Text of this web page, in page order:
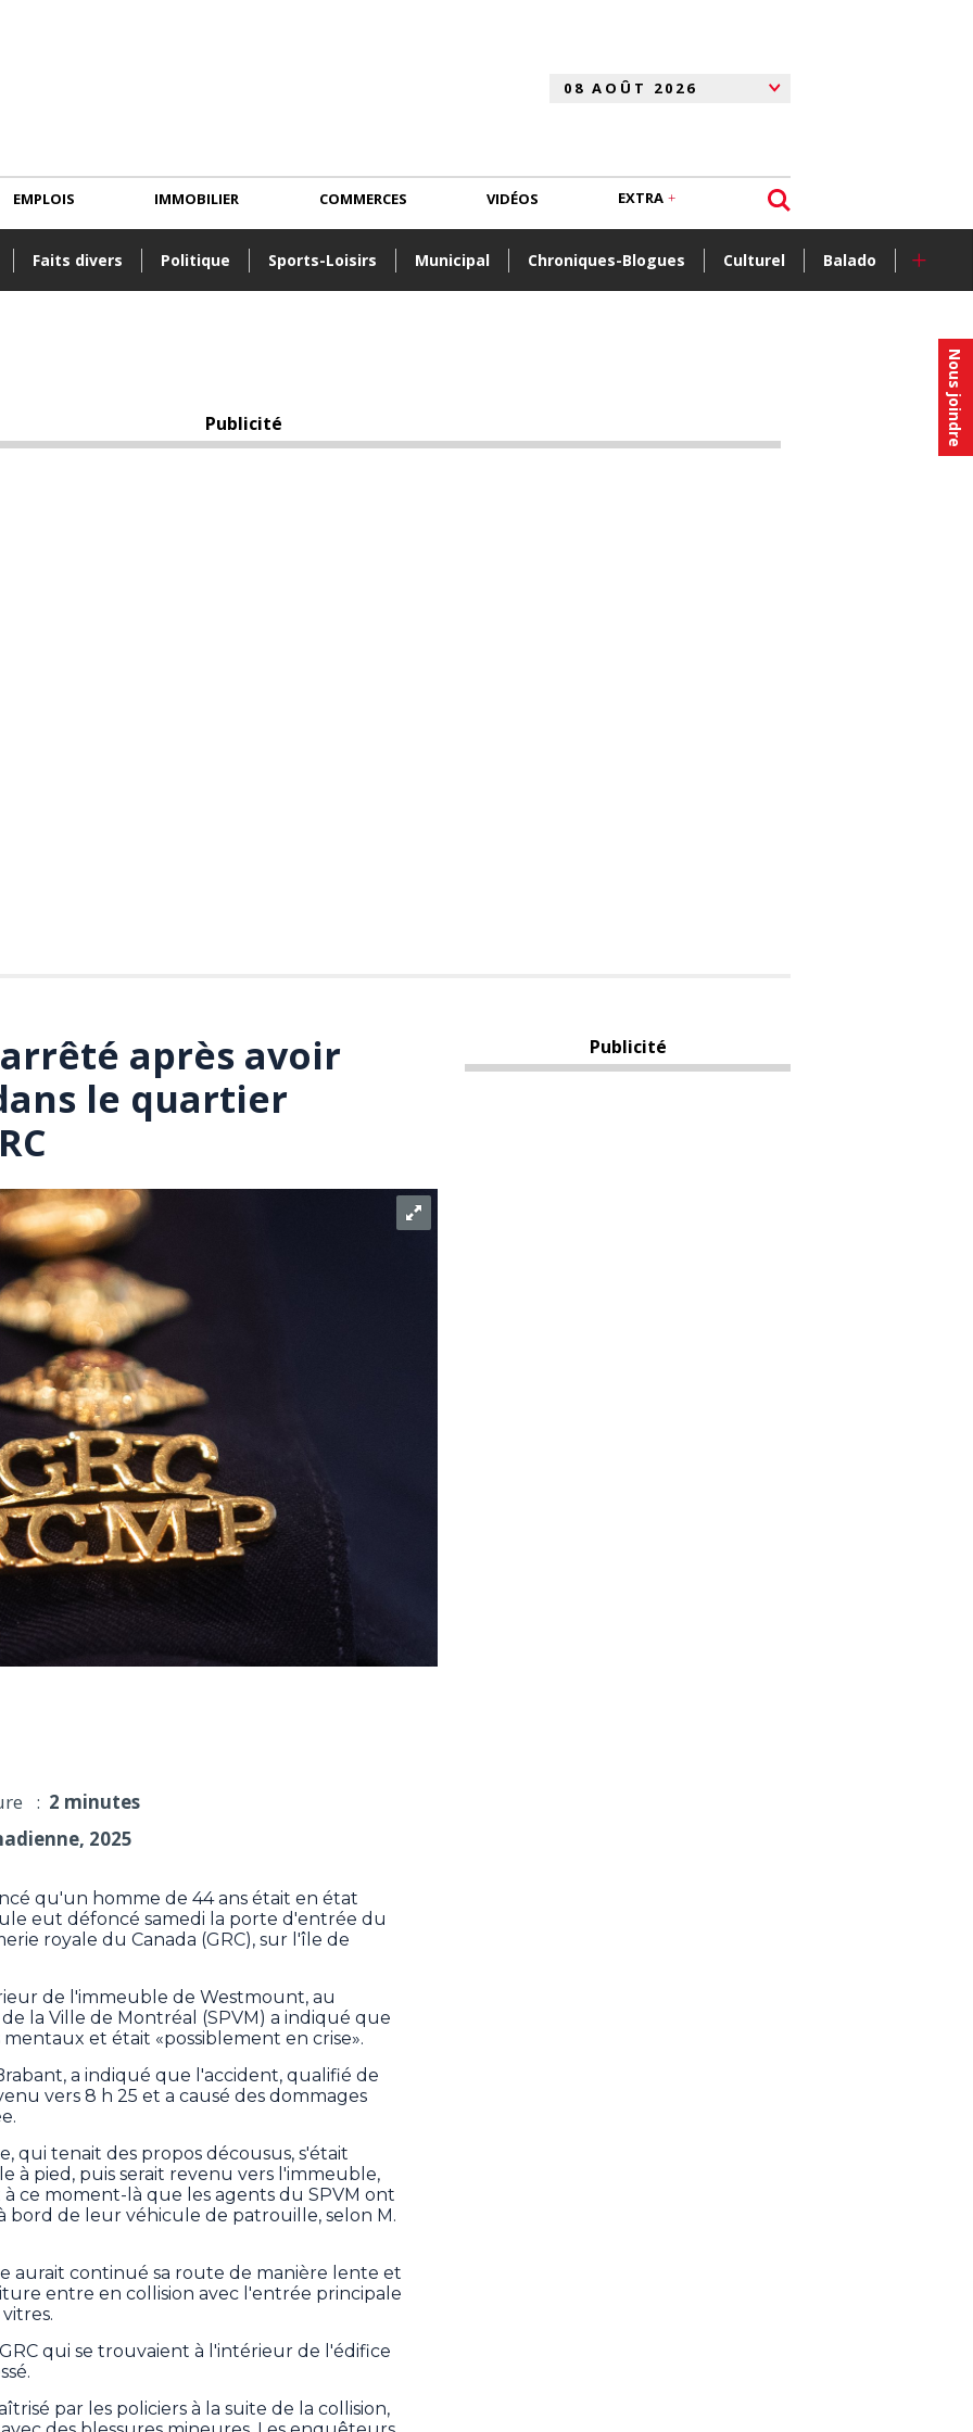
Nous joindre
Faits divers Politique Sports-Loisirs Municipal Chroniques-Blogues Culturel Balado +
EMPLOIS IMMOBILIER COMMERCES VIDÉOS EXTRA
Publicité
après avoir
le quartier
: 2 minutes
2025
qu'un homme de 44 ans était en état
eut défoncé samedi la porte d'entrée du
royale du Canada (GRC), sur l'île de
de l'immeuble de Westmount, au
la Ville de Montréal (SPVM) a indiqué que
et était «possiblement en crise».
a indiqué que l'accident, qualifié de
vers 8 h 25 et a causé des dommages
qui tenait des propos décousus, s'était
à pied, puis serait revenu vers l'immeuble,
ce moment-là que les agents du SPVM ont
bord de leur véhicule de patrouille, selon M.
aurait continué sa route de manière lente et
entre en collision avec l'entrée principale
qui se trouvaient à l'intérieur de l'édifice
par les policiers à la suite de la collision,
Publicité